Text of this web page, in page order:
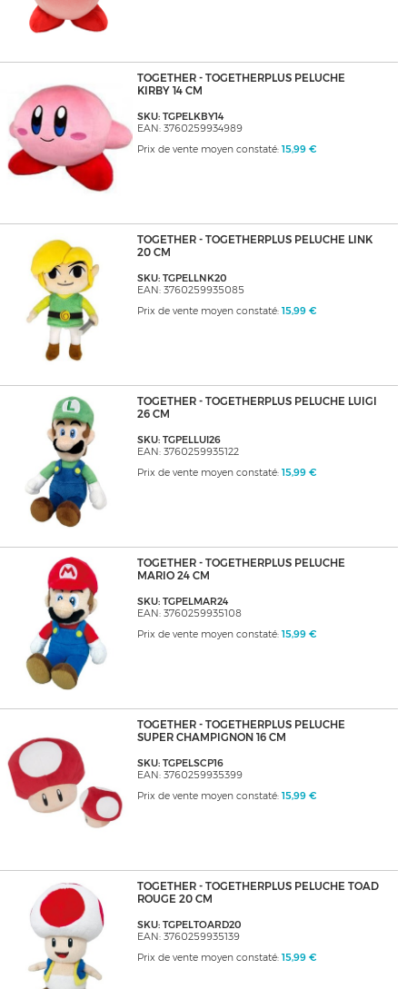
TOGETHER - TOGETHERPLUS PELUCHE
KIRBY 14 CM
SKU: TGPELKBY14
EAN: 3760259934989
Prix de vente moyen constaté: 15,99 €
TOGETHER - TOGETHERPLUS PELUCHE LINK
20 CM
SKU: TGPELLNK20
EAN: 3760259935085
Prix de vente moyen constaté: 15,99 €
TOGETHER - TOGETHERPLUS PELUCHE LUIGI
26 CM
SKU: TGPELLUI26
EAN: 3760259935122
Prix de vente moyen constaté: 15,99 €
TOGETHER - TOGETHERPLUS PELUCHE
MARIO 24 CM
SKU: TGPELMAR24
EAN: 3760259935108
Prix de vente moyen constaté: 15,99 €
TOGETHER - TOGETHERPLUS PELUCHE
SUPER CHAMPIGNON 16 CM
SKU: TGPELSCP16
EAN: 3760259935399
Prix de vente moyen constaté: 15,99 €
TOGETHER - TOGETHERPLUS PELUCHE TOAD
ROUGE 20 CM
SKU: TGPELTOARD20
EAN: 3760259935139
Prix de vente moyen constaté: 15,99 €